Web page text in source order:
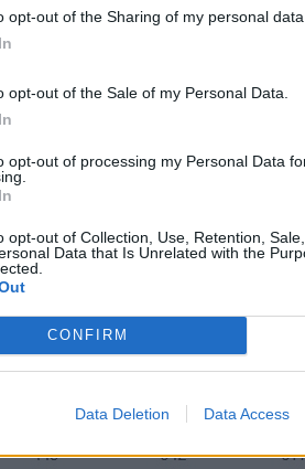
opt-out of the Sharing of my personal data.
opt-out of the Sale of my Personal Data.
opt-out of processing my Personal Data
opt-out of Collection, Use, Retention,
Data that Is Unrelated with the
CONFIRM
Data Deletion Data Access
arány, mint más
az elérhető
szektorokba történő
szektor, illetve az
csábítanak el
Kft.cégvezetője.